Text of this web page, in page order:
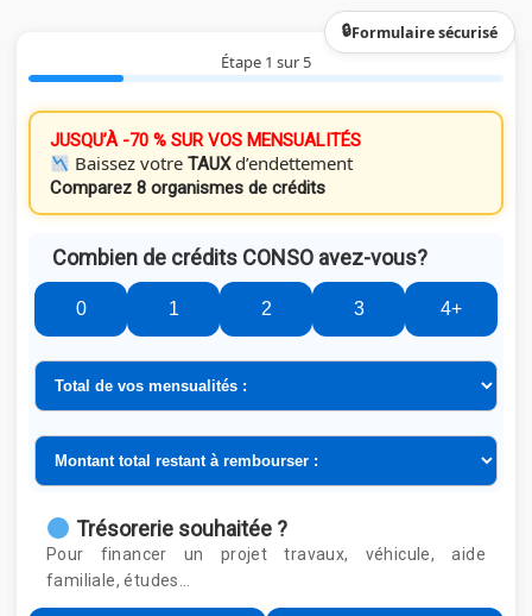
Étape 1 sur 5
Formulaire sécurisé
JUSQU’À -70 % SUR VOS MENSUALITÉS
Baissez votreTAUXd’endettement
Comparez 8 organismes de crédits
Combien de crédits CONSO avez-vous?
0 1 2 3 4+
Trésorerie souhaitée ?
Pour financer un projet travaux, véhicule, aide
familiale, études…